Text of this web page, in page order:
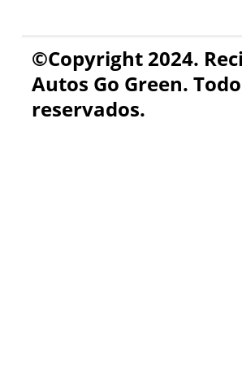
©Copyright 2024.
Autos Go Green.
reservados.